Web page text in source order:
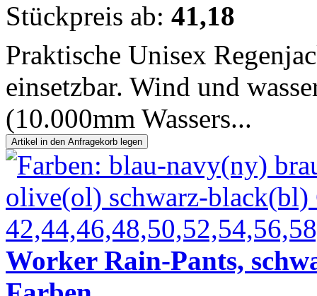
Stückpreis ab: 41,18
Praktische Unisex
einsetzbar. Wind und
(10.000mm Wassers...
Worker Rain-Pants,